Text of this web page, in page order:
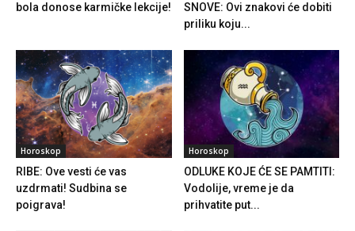
bola donose karmičke lekcije!
SNOVE: Ovi znakovi će dobiti
priliku koju...
Horoskop
RIBE: Ove vesti će vas
uzdrmati! Sudbina se
poigrava!
Horoskop
ODLUKE KOJE ĆE SE PAMTITI:
Vodolije, vreme je da
prihvatite put...